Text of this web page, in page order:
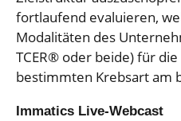
fortlaufend evaluieren,
Modalitäten des
TCER® oder beide) für
bestimmten Krebsart am
Immatics Live-Webcast